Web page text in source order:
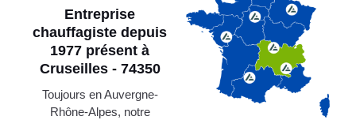
Entreprise
chauffagiste depuis
1977 présent à
Cruseilles - 74350
Toujours en Auvergne-
Rhône-Alpes, notre